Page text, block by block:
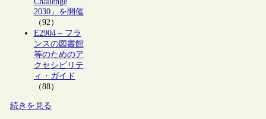
2030」を開催
（92）
E2904 – フラ
ンスの図書館
等のためのア
クセシビリテ
ィ・ガイド
（88）
続きを見る